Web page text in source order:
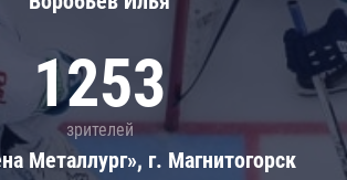
1253
зрителей
Металлург», г. Магнитогорск